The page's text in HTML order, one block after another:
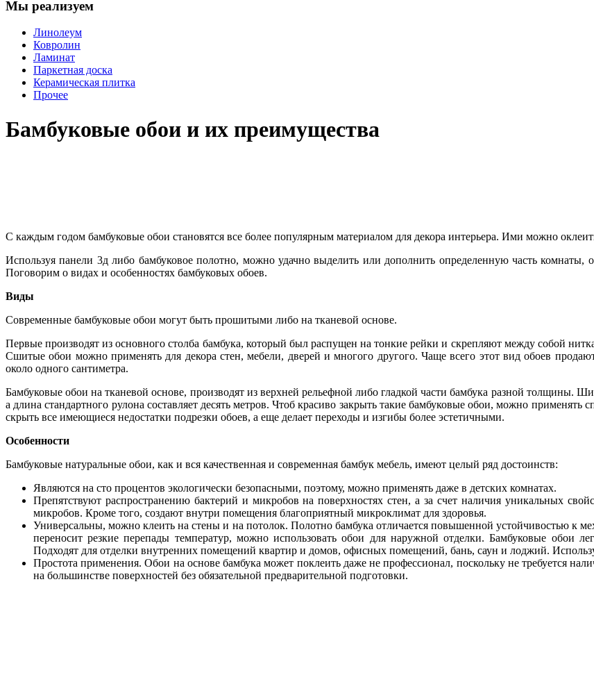
Мы реализуем
Линолеум
Ковролин
Ламинат
Паркетная доска
Керамическая плитка
Прочее
Бамбуковые обои и их преимущества
С каждым годом бамбуковые обои становятся все более популярным материалом для декора интерьера. Ими можно
Используя панели 3д либо бамбуковое полотно, можно удачно выделить или дополнить определенную часть комнаты,
Поговорим о видах и особенностях бамбуковых обоев.
Виды
Современные бамбуковые обои могут быть прошитыми либо на тканевой основе.
Первые производят из основного столба бамбука, который был распущен на тонкие рейки и скрепляют между собой
Сшитые обои можно применять для декора стен, мебели, дверей и многого другого. Чаще всего этот вид обоев
около одного сантиметра.
Бамбуковые обои на тканевой основе, производят из верхней рельефной либо гладкой части бамбука разной толщины.
а длина стандартного рулона составляет десять метров. Чтоб красиво закрыть такие бамбуковые обои, можно
скрыть все имеющиеся недостатки подрезки обоев, а еще делает переходы и изгибы более эстетичными.
Особенности
Бамбуковые натуральные обои, как и вся качественная и современная бамбук мебель, имеют целый ряд достоинств:
Являются на сто процентов экологически безопасными, поэтому, можно применять даже в детских комнатах.
Препятствуют распространению бактерий и микробов на поверхностях стен, а за счет наличия уникальных
микробов. Кроме того, создают внутри помещения благоприятный микроклимат для здоровья.
Универсальны, можно клеить на стены и на потолок. Полотно бамбука отличается повышенной устойчивостью к
переносит резкие перепады температур, можно использовать обои для наружной отделки. Бамбуковые обои
Подходят для отделки внутренних помещений квартир и домов, офисных помещений, бань, саун и лоджий.
Простота применения. Обои на основе бамбука может поклеить даже не профессионал, поскольку не требуется
на большинстве поверхностей без обязательной предварительной подготовки.